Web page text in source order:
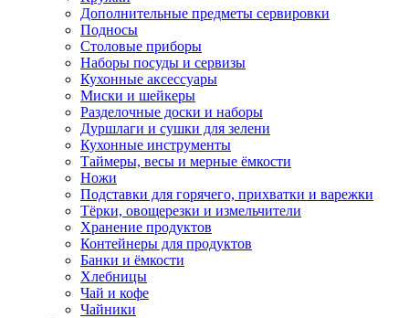
Дополнительные предметы сервировки
Подносы
Столовые приборы
Наборы посуды и сервизы
Кухонные аксессуары
Миски и шейкеры
Разделочные доски и наборы
Дуршлаги и сушки для зелени
Кухонные инструменты
Таймеры, весы и мерные ёмкости
Ножи
Подставки для горячего, прихватки и варежки
Тёрки, овощерезки и измельчители
Хранение продуктов
Контейнеры для продуктов
Банки и ёмкости
Хлебницы
Чай и кофе
Чайники